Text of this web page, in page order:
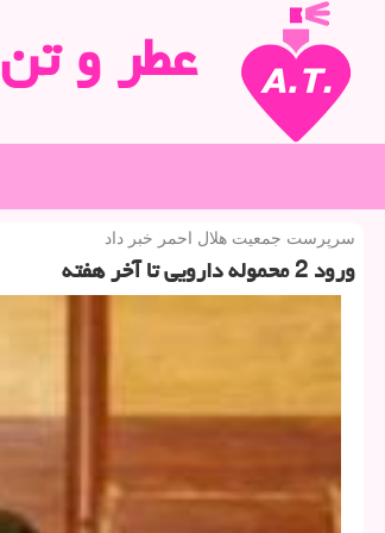
عطر و تن
سرپرست جمعیت هلال احمر خبر داد
ورود 2 محموله دارویی تا آخر هفته